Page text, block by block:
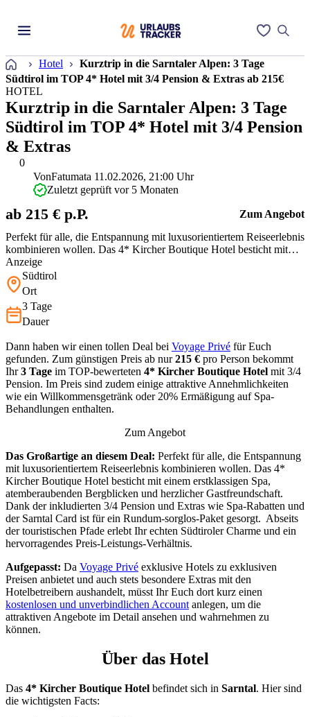
Startseite
Hotel
Kurztrip in die Sarntaler Alpen: 3 Tage
Südtirol im TOP 4* Hotel mit 3/4 Pension & Extras ab 215€
0
HOTEL
Kurztrip in die Sarntaler Alpen: 3 Tage
Südtirol im TOP 4* Hotel mit 3/4 Pension
& Extras
Perfekt für alle, die Entspannung mit luxusorientiertem Reiseerlebnis
kombinieren wollen. Das 4* Kircher Boutique Hotel besticht mit
einem erstklassigen Spa, atemberaubenden Bergblicken und
herzlicher Gastfreundschaft. Dank der inkludierten 3/4 Pension und
Extras wie Spa-Rabatten und der Sarntal Card ist für ein Rundum-
VonFatumata 11.02.2026, 21:00 Uhr
Zuletzt geprüft vor 5 Monaten
ab 215 € p.P. Zum Angebot
Anzeige
Südtirol
Ort
3 Tage
Dauer
Dann haben wir einen tollen Deal bei Voyage Privé für Euch
gefunden. Zum günstigen Preis ab nur215 € pro Person bekommt
Ihr3 Tage im TOP-bewerteten 4* Kircher Boutique Hotel mit 3/4
Pension. Im Preis sind zudem einige attraktive Annehmlichkeiten
wie ein Willkommensgetränk oder 20% Ermäßigung auf Spa-
Behandlungen enthalten.
Zum Angebot
Das Großartige an diesem Deal: Perfekt für alle, die Entspannung
mit luxusorientiertem Reiseerlebnis kombinieren wollen. Das 4*
Kircher Boutique Hotel besticht mit einem erstklassigen Spa,
atemberaubenden Bergblicken und herzlicher Gastfreundschaft.
Dank der inkludierten 3/4 Pension und Extras wie Spa-Rabatten und
der Sarntal Card ist für ein Rundum-sorglos-Paket gesorgt. Abseits
der touristischen Pfade erlebt Ihr echten Südtiroler Charme und ein
hervorragendes Preis-Leistungs-Verhältnis.
Aufgepasst: Da Voyage Privé exklusive Hotels zu exklusiven
Preisen anbietet und auch stets besondere Extras mit den
Hotelbetreibern aushandelt, müsst Ihr Euch dort kurz einen
kostenlosen und unverbindlichen Account anlegen, um die
attraktiven Angebote im Detail ansehen und wahrnehmen zu
können.
Über das Hotel
Das 4* Kircher Boutique Hotel befindet sich in Sarntal. Hier sind
die wichtigsten Facts: